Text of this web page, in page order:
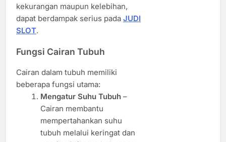
kekurangan maupun kelebihan,
dapat berdampak serius pada JUDI
SLOT.
Fungsi Cairan Tubuh
Cairan dalam tubuh memiliki
beberapa fungsi utama:
Mengatur Suhu Tubuh–
Cairan membantu
mempertahankan suhu
tubuh melalui keringat dan